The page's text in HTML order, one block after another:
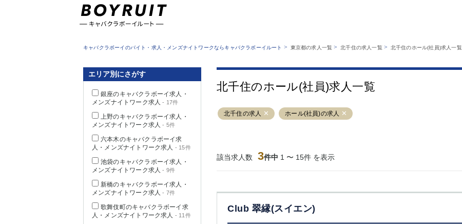
業種から探す
職種から探す
キャバクラボーイルートとは？
サイトマップ
キャバクラボーイのバイト・求人・メンズナイトワークならキャバクラボーイルート > 東京都の求人一覧 >北千住の求人一覧> 北千住のホール(社員)求人一覧
北千住のホール(社員)求人一覧
北千住の求人 ホール(社員)の求人
該当求人数 3件中 1 〜 15件 を表示
Club 翠縁(スイエン)
エリア別にさがす
銀座のキャバクラボーイ求人・
メンズナイトワーク求人 - 17件
上野のキャバクラボーイ求人・
メンズナイトワーク求人 - 5件
六本木のキャバクラボーイ求
人・メンズナイトワーク求人 - 15件
池袋のキャバクラボーイ求人・
メンズナイトワーク求人 - 9件
新橋のキャバクラボーイ求人・
メンズナイトワーク求人 - 7件
歌舞伎町のキャバクラボーイ求
人・メンズナイトワーク求人 - 11件
東京都 銀座 上野 六本木 池袋
立川
千葉中央 門前仲町
大山
赤坂
ひばりヶ丘（北
学芸大学
の好立地！
「赤羽駅」から
徒歩2分 ②東
京メトロ南北線
宿